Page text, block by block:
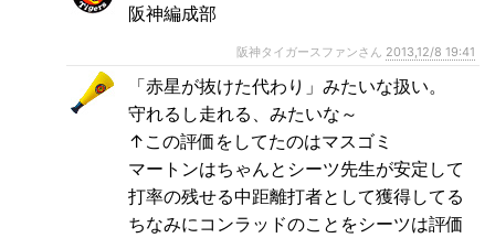
阪神編成部
阪神タイガースファンさん 2013,12/8 19:41
「赤星が抜けた代わり」みたいな扱い。
守れるし走れる、みたいな～
↑この評価をしてたのはマスゴミ
マートンはちゃんとシーツ先生が安定して
打率の残せる中距離打者として獲得してる
ちなみにコンラッドのことをシーツは評価